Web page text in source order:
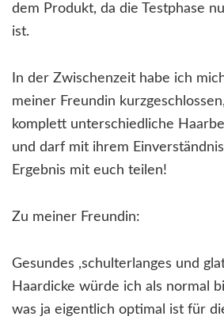
dem Produkt, da die Testphase
ist.
In der Zwischenzeit habe ich
meiner Freundin
komplett unterschiedliche
und darf mit ihrem
Ergebnis mit euch teilen!
Zu meiner Freundin:
Gesundes ,schulterlanges und
Haardicke würde ich als normal
was ja eigentlich optimal ist für